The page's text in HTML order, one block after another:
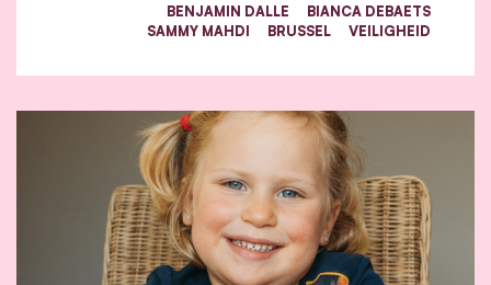
BENJAMIN DALLE
BIANCA DEBAETS
SAMMY MAHDI
BRUSSEL VEILIGHEID